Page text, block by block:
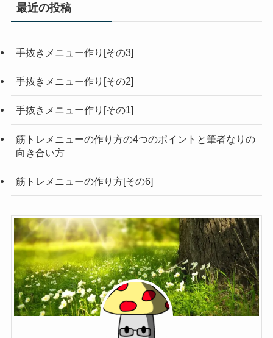
最近の投稿
手抜きメニュー作り[その3]
手抜きメニュー作り[その2]
手抜きメニュー作り[その1]
筋トレメニューの作り方の4つのポイントと筆者なりの
向き合い方
筋トレメニューの作り方[その6]